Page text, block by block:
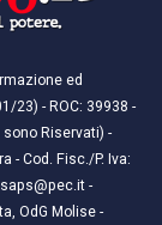
ed
23) - ROC: 39938 -
Riservati) -
- Cod. Fisc./P. Iva:
-
OdG Molise -